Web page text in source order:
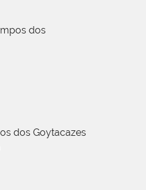
dos
dos Goytacazes